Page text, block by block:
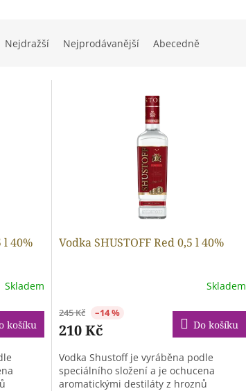
Nejdražší Nejprodávanější Abecedně
l 40%
Skladem
košíku
Vodka SHUSTOFF Red 0,5 l 40%
Skladem
245 Kč –14 %
210 Kč Do košíku
Vodka Shustoff je vyráběna podle
speciálního složení a je ochucena
aromatickými destiláty z hroznů